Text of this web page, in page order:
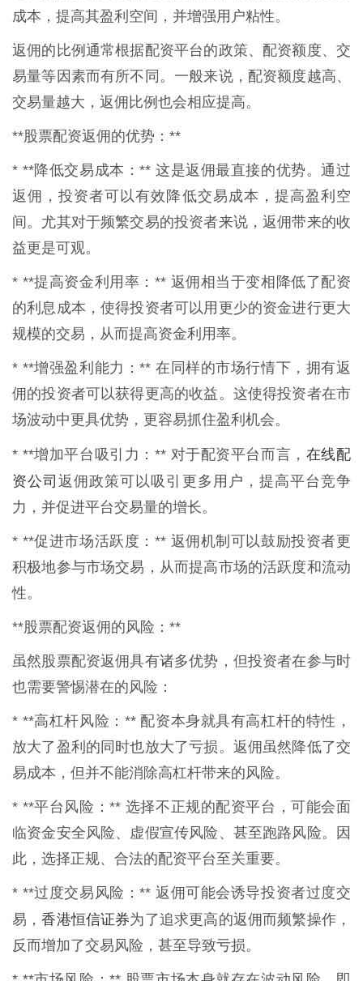
成本，提高其盈利空间，并增强用户粘性。
返佣的比例通常根据配资平台的政策、配资额度、交
易量等因素而有所不同。一般来说，配资额度越高、
交易量越大，返佣比例也会相应提高。
**股票配资返佣的优势：**
* **降低交易成本：** 这是返佣最直接的优势。通过
返佣，投资者可以有效降低交易成本，提高盈利空
间。尤其对于频繁交易的投资者来说，返佣带来的收
益更是可观。
* **提高资金利用率：** 返佣相当于变相降低了配资
的利息成本，使得投资者可以用更少的资金进行更大
规模的交易，从而提高资金利用率。
* **增强盈利能力：** 在同样的市场行情下，拥有返
佣的投资者可以获得更高的收益。这使得投资者在市
场波动中更具优势，更容易抓住盈利机会。
* **增加平台吸引力：** 对于配资平台而言， 在线配
资公司返佣政策可以吸引更多用户，提高平台竞争
力，并促进平台交易量的增长。
* **促进市场活跃度：** 返佣机制可以鼓励投资者更
积极地参与市场交易，从而提高市场的活跃度和流动
性。
**股票配资返佣的风险：**
虽然股票配资返佣具有诸多优势，但投资者在参与时
也需要警惕潜在的风险：
* **高杠杆风险：** 配资本身就具有高杠杆的特性，
放大了盈利的同时也放大了亏损。返佣虽然降低了交
易成本，但并不能消除高杠杆带来的风险。
* **平台风险：** 选择不正规的配资平台，可能会面
临资金安全风险、虚假宣传风险、甚至跑路风险。因
此，选择正规、合法的配资平台至关重要。
* **过度交易风险：** 返佣可能会诱导投资者过度交
易，香港恒信证券为了追求更高的返佣而频繁操作，
反而增加了交易风险，甚至导致亏损。